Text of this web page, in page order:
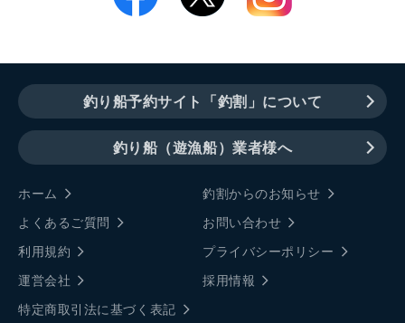
釣り船予約サイト「釣割」について
釣り船（遊漁船）業者様へ
ホーム
釣割からのお知らせ
よくあるご質問
お問い合わせ
利用規約
プライバシーポリシー
運営会社
採用情報
特定商取引法に基づく表記